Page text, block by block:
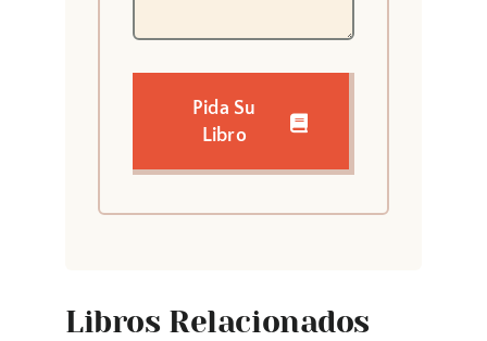
Pida Su
Libro
Libros Relacionados